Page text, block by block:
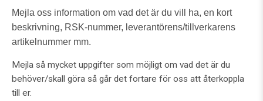
Mejla oss information om vad det är du vill ha, en kort
beskrivning, RSK-nummer, leverantörens/tillverkarens
artikelnummer mm.
Mejla så mycket uppgifter som möjligt om vad det är du
behöver/skall göra så går det fortare för oss att återkoppla
till er.